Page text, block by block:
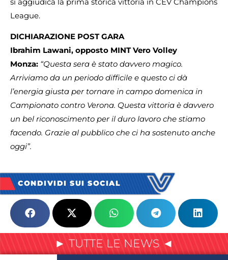
League.
DICHIARAZIONE POST GARA
Ibrahim Lawani, opposto MINT Vero Volley
Monza: “Questa sera è stato davvero magico.
Arriviamo da un periodo difficile e questo ci dà
l’energia giusta per tornare in campo domenica in
Campionato contro Verona. Questa vittoria è davvero
un bel riconoscimento per il duro lavoro che stiamo
facendo. Grazie al pubblico che ci ha sostenuto anche
oggi”.
CONDIVIDI SUI SOCIAL
► TUTTE LE NEWS ◄